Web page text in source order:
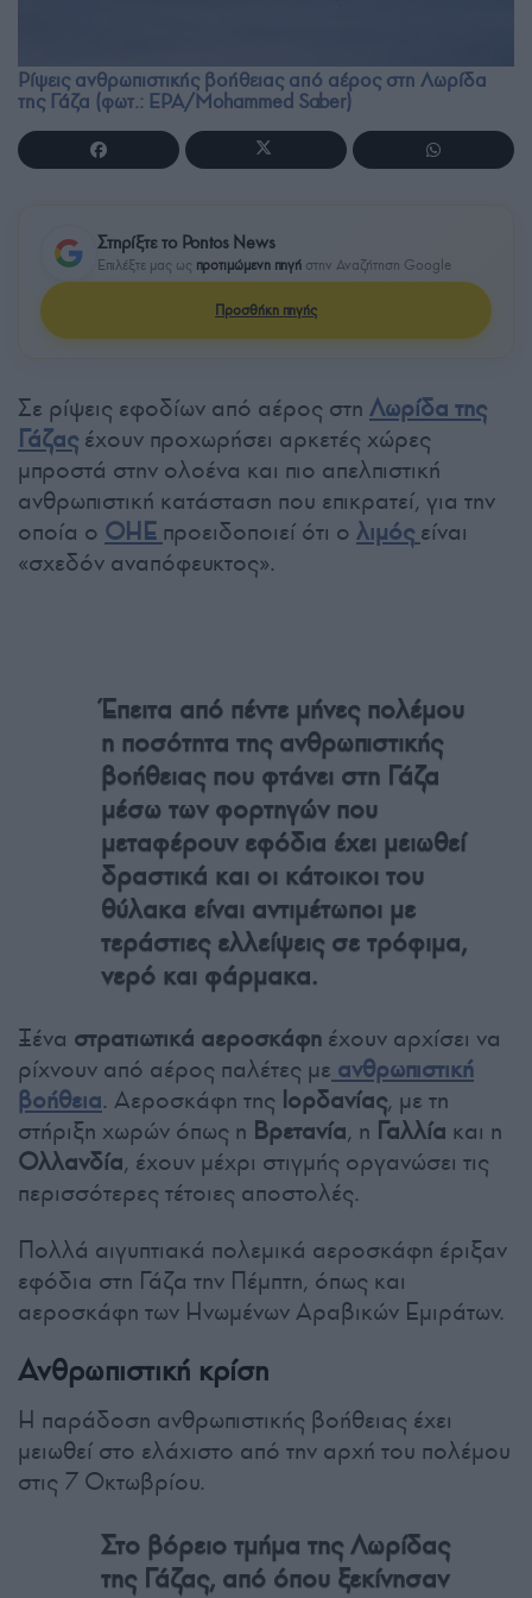
Ρίψεις ανθρωπιστικής βοήθειας από αέρος στη Λωρίδα
της Γάζα (φωτ.: EPA/Mohammed Saber)
Στηρίξτε το Pontos News
Επιλέξτε μας ως προτιμώμενη πηγή στην Αναζήτηση Google
Προσθήκη πηγής
Σε ρίψεις εφοδίων από αέρος στη Λωρίδα της
Γάζας έχουν προχωρήσει αρκετές χώρες
μπροστά στην ολοένα και πιο απελπιστική
ανθρωπιστική κατάσταση που επικρατεί, για την
οποία ο ΟΗΕ προειδοποιεί ότι ο λιμός είναι
«σχεδόν αναπόφευκτος».
Έπειτα από πέντε μήνες πολέμου
η ποσότητα της ανθρωπιστικής
βοήθειας που φτάνει στη Γάζα
μέσω των φορτηγών που
μεταφέρουν εφόδια έχει μειωθεί
δραστικά και οι κάτοικοι του
θύλακα είναι αντιμέτωποι με
τεράστιες ελλείψεις σε τρόφιμα,
νερό και φάρμακα.
Ξένα στρατιωτικά αεροσκάφη έχουν αρχίσει να
ρίχνουν από αέρος παλέτες με ανθρωπιστική
βοήθεια. Αεροσκάφη της Ιορδανίας, με τη
στήριξη χωρών όπως η Βρετανία, η Γαλλία και η
Ολλανδία, έχουν μέχρι στιγμής οργανώσει τις
περισσότερες τέτοιες αποστολές.
Πολλά αιγυπτιακά πολεμικά αεροσκάφη έριξαν
εφόδια στη Γάζα την Πέμπτη, όπως και
αεροσκάφη των Ηνωμένων Αραβικών Εμιράτων.
Ανθρωπιστική κρίση
Η παράδοση ανθρωπιστικής βοήθειας έχει
μειωθεί στο ελάχιστο από την αρχή του πολέμου
στις 7 Οκτωβρίου.
Στο βόρειο τμήμα της Λωρίδας
της Γάζας, από όπου ξεκίνησαν